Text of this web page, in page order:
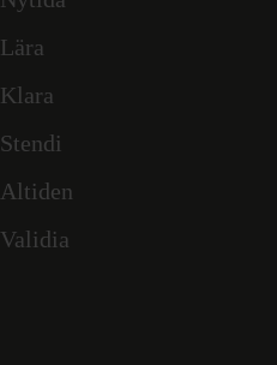
Lära
Klara
Stendi
Altiden
Validia